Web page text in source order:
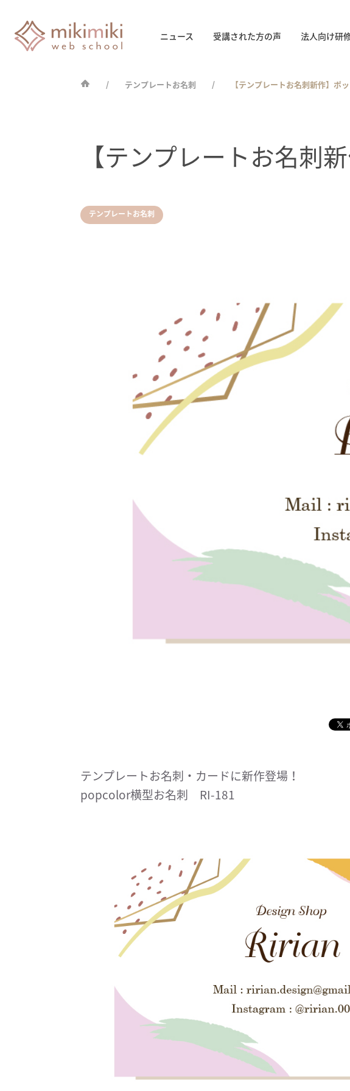
ニュース 受講された方の声 法人向け研
テンプレートお名刺 【テンプレートお名刺新作】ポ
テンプレートお名刺
【テンプレートお名刺
テンプレートお名刺・カードに新作登場！
popcolor横型お名刺 RI-181